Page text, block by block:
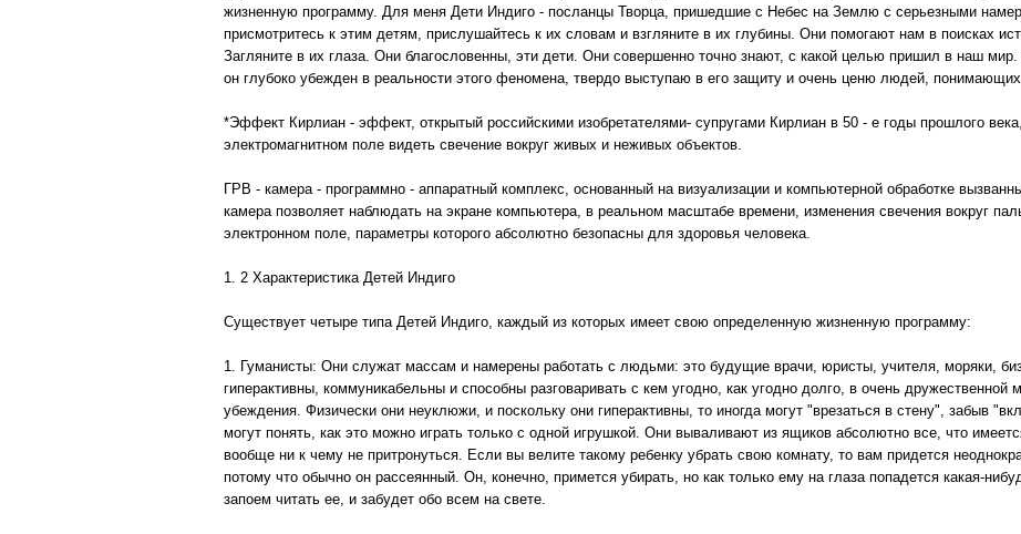
жизненную программу. Для меня Дети Индиго - посланцы Творца, пришедшие с Небес на Землю с серьезными
присмотритесь к этим детям, прислушайтесь к их словам и взгляните в их глубины. Они помогают нам в поисках
Загляните в их глаза. Они благословенны, эти дети. Они совершенно точно знают, с какой целью пришил в наш мир.
он глубоко убежден в реальности этого феномена, твердо выступаю в его защиту и очень ценю людей,
*Эффект Кирлиан - эффект, открытый российскими изобретателями- супругами Кирлиан в 50 - е годы прошлого
электромагнитном поле видеть свечение вокруг живых и неживых объектов.
ГРВ - камера - программно - аппаратный комплекс, основанный на визуализации и компьютерной обработке
камера позволяет наблюдать на экране компьютера, в реальном масштабе времени, изменения свечения вокруг
электронном поле, параметры которого абсолютно безопасны для здоровья человека.
1. 2 Характеристика Детей Индиго
Существует четыре типа Детей Индиго, каждый из которых имеет свою определенную жизненную программу:
1. Гуманисты: Они служат массам и намерены работать с людьми: это будущие врачи, юристы, учителя, моряки,
гиперактивны, коммуникабельны и способны разговаривать с кем угодно, как угодно долго, в очень дружественной
убеждения. Физически они неуклюжи, и поскольку они гиперактивны, то иногда могут "врезаться в стену", забыв
могут понять, как это можно играть только с одной игрушкой. Они вываливают из ящиков абсолютно все, что
вообще ни к чему не притронуться. Если вы велите такому ребенку убрать свою комнату, то вам придется
потому что обычно он рассеянный. Он, конечно, примется убирать, но как только ему на глаза попадется какая-
запоем читать ее, и забудет обо всем на свете.